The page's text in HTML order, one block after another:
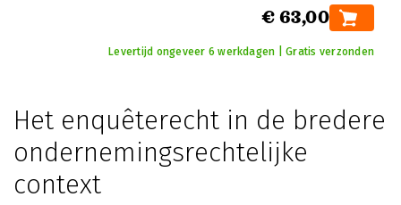
€ 63,00
Levertijd ongeveer 6 werkdagen | Gratis verzonden
Het enquêterecht in de bredere
ondernemingsrechtelijke
context